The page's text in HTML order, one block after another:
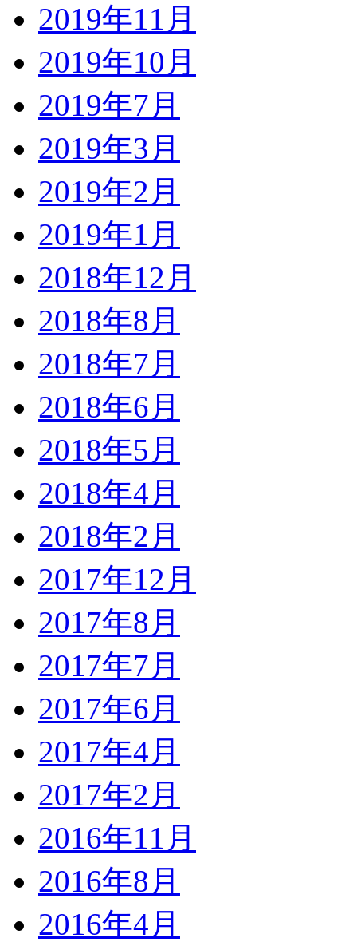
2019年11月
2019年10月
2019年7月
2019年3月
2019年2月
2019年1月
2018年12月
2018年8月
2018年7月
2018年6月
2018年5月
2018年4月
2018年2月
2017年12月
2017年8月
2017年7月
2017年6月
2017年4月
2017年2月
2016年11月
2016年8月
2016年4月